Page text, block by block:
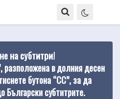
на субтитри!
разположена в долния десен
бутона “CC”, за да
Български субтитрите.